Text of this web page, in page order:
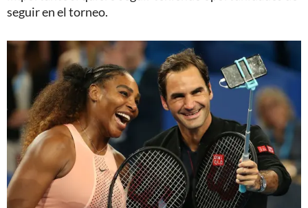
seguir en el torneo.